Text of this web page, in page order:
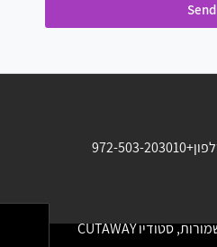
Send
+972-503-203010